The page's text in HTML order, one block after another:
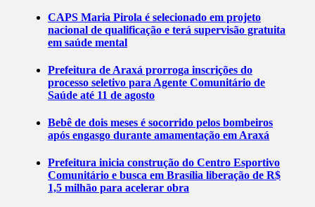
CAPS Maria Pirola é selecionado em projeto
nacional de qualificação e terá supervisão gratuita
em saúde mental
Prefeitura de Araxá prorroga inscrições do
processo seletivo para Agente Comunitário de
Saúde até 11 de agosto
Bebê de dois meses é socorrido pelos bombeiros
após engasgo durante amamentação em Araxá
Prefeitura inicia construção do Centro Esportivo
Comunitário e busca em Brasília liberação de R$
1,5 milhão para acelerar obra